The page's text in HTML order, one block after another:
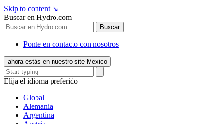
Skip to content ↘
Buscar en Hydro.com
Buscar
Ponte en contacto con nosotros
ahora estás en nuestro site Mexico
Elija el idioma preferido
Global
Alemania
Argentina